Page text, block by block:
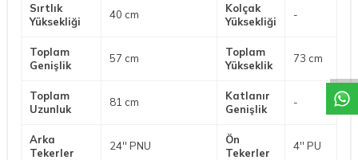
Sırtlık
Yüksekliği
40 cm
Kolçak
Yüksekliği
-
Toplam
Genişlik
57 cm
Toplam
Yükseklik
73 cm
Toplam
Uzunluk
81 cm
Katlanır
Genişlik
-
Arka
Tekerler
24'' PNU
Ön
Tekerler
4'' PU